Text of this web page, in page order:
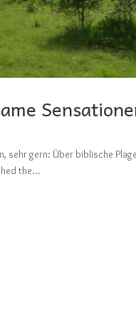
sehr gern: Über
the...